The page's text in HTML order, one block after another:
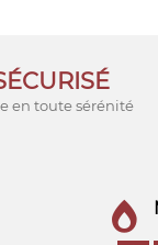
en toute sérénité